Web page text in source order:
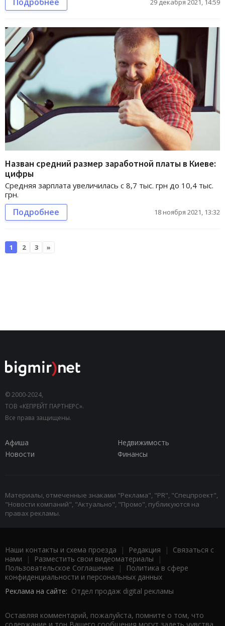
29 декабря 2021, 14:59
Назван средний размер заработной платы в Киеве:
цифры
Средняя зарплата увеличилась с 8,7 тыс. грн до 10,4 тыс.
грн.
Подробнее 18 ноября 2021, 13:32
1 2 3 »
© 2000-2024,
ТОВ «КЕПРЕЙТ ПАРТНЕРС».
Все права защищены.
Афиша
Недвижимость
Новости
Финансы
Материалы, отмеченные знаками "Реклама", "PR", "Спецпроект",
"Новости компаний", "Актуально", "Промо", публикуются на
правах рекламы.
Наши контакты и схема проезда | Редакция | Связаться с
нами | Разместить свои видеоматериалы |
Пользовательское Соглашение |
Политика в сфере
конфиденциальности и персональных данных
Реклама на сайте: Отдел продаж digital рекламы
Оставляя комментарий, пожалуйста, помните о том, что